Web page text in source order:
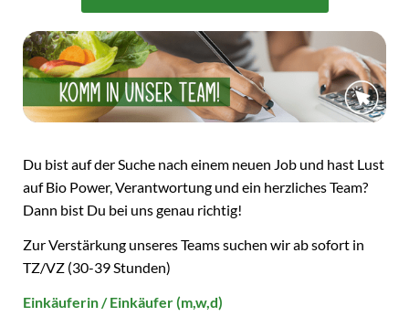
Du bist auf der Suche nach einem neuen Job und hast Lust
auf Bio Power, Verantwortung und ein herzliches Team?
Dann bist Du bei uns genau richtig!
Zur Verstärkung unseres Teams suchen wir ab sofort in
TZ/VZ (30-39 Stunden)
Einkäuferin / Einkäufer (m,w,d)